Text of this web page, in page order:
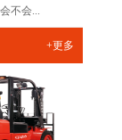
不会...
+更多